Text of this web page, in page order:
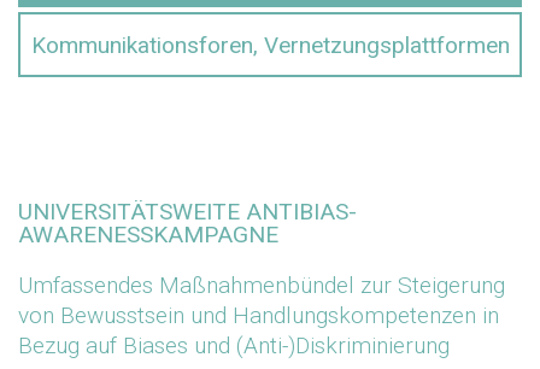
Kommunikationsforen, Vernetzungsplattformen
UNIVERSITÄTSWEITE ANTIBIAS-
AWARENESSKAMPAGNE
Umfassendes Maßnahmenbündel zur Steigerung
von Bewusstsein und Handlungskompetenzen in
Bezug auf Biases und (Anti-)Diskriminierung